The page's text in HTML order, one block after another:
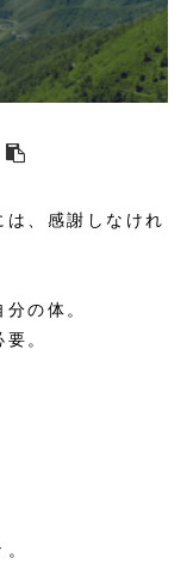
、感謝しなけれ
の体。
。